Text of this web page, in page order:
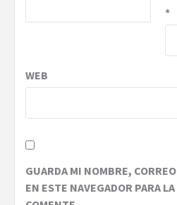
*
WEB
GUARDA MI NOMBRE,
EN ESTE NAVEGADOR PARA